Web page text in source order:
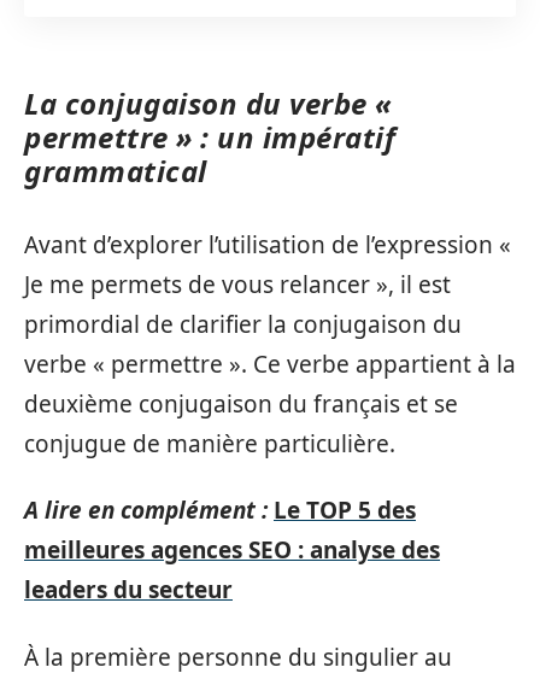
La conjugaison du verbe «
permettre » : un impératif
grammatical
Avant d’explorer l’utilisation de l’expression «
Je me permets de vous relancer », il est
primordial de clarifier la conjugaison du
verbe « permettre ». Ce verbe appartient à la
deuxième conjugaison du français et se
conjugue de manière particulière.
A lire en complément : Le TOP 5 des
meilleures agences SEO : analyse des
leaders du secteur
À la première personne du singulier au